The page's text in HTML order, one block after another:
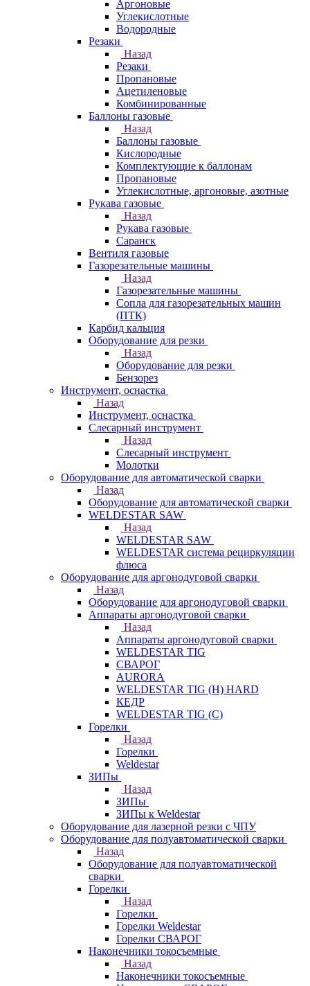
Аргоновые
Углекислотные
Водородные
Резаки
Назад
Резаки
Пропановые
Ацетиленовые
Комбинированные
Баллоны газовые
Назад
Баллоны газовые
Кислородные
Комплектующие к баллонам
Пропановые
Углекислотные, аргоновые, азотные
Рукава газовые
Назад
Рукава газовые
Саранск
Вентиля газовые
Газорезательные машины
Назад
Газорезательные машины
Сопла для газорезательных машин
(ПТК)
Карбид кальция
Оборудование для резки
Назад
Оборудование для резки
Бензорез
Инструмент, оснастка
Назад
Инструмент, оснастка
Слесарный инструмент
Назад
Слесарный инструмент
Молотки
Оборудование для автоматической сварки
Назад
Оборудование для автоматической сварки
WELDESTAR SAW
Назад
WELDESTAR SAW
WELDESTAR система рециркуляции
флюса
Оборудование для аргонодуговой сварки
Назад
Оборудование для аргонодуговой сварки
Аппараты аргонодуговой сварки
Назад
Аппараты аргонодуговой сварки
WELDESTAR TIG
СВАРОГ
AURORA
WELDESTAR TIG (H) HARD
КЕДР
WELDESTAR TIG (С)
Горелки
Назад
Горелки
Weldestar
ЗИПы
Назад
ЗИПы
ЗИПы к Weldestar
Оборудование для лазерной резки с ЧПУ
Оборудование для полуавтоматической сварки
Назад
Оборудование для полуавтоматической
сварки
Горелки
Назад
Горелки
Горелки Weldestar
Горелки СВАРОГ
Наконечники токосъемные
Назад
Наконечники токосъемные